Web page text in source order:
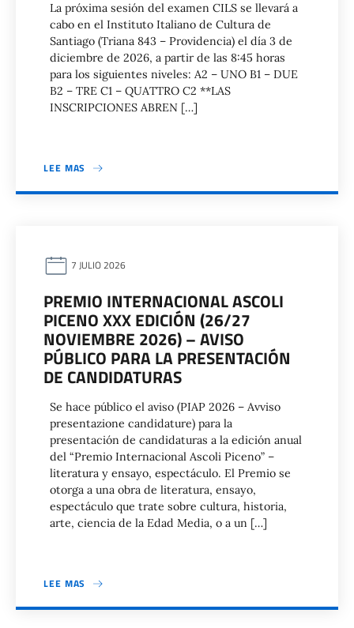
La próxima sesión del examen CILS se llevará a
cabo en el Instituto Italiano de Cultura de
Santiago (Triana 843 – Providencia) el día 3 de
diciembre de 2026, a partir de las 8:45 horas
para los siguientes niveles: A2 – UNO B1 – DUE
B2 – TRE C1 – QUATTRO C2 **LAS
INSCRIPCIONES ABREN […]
LEE MAS
7 JULIO 2026
PREMIO INTERNACIONAL ASCOLI
PICENO XXX EDICIÓN (26/27
NOVIEMBRE 2026) – AVISO
PÚBLICO PARA LA PRESENTACIÓN
DE CANDIDATURAS
Se hace público el aviso (PIAP 2026 – Avviso
presentazione candidature) para la
presentación de candidaturas a la edición anual
del “Premio Internacional Ascoli Piceno” –
literatura y ensayo, espectáculo. El Premio se
otorga a una obra de literatura, ensayo,
espectáculo que trate sobre cultura, historia,
arte, ciencia de la Edad Media, o a un […]
LEE MAS